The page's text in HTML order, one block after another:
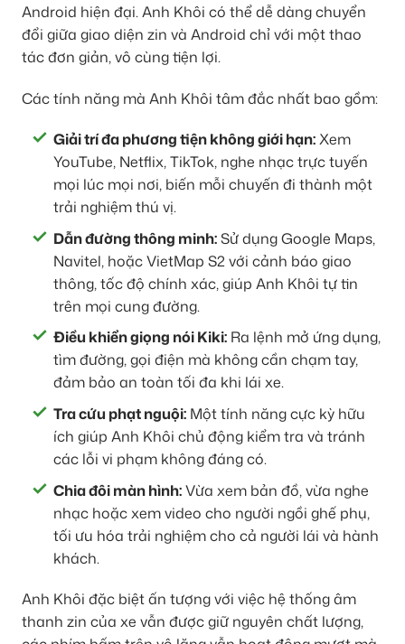
Android hiện đại. Anh Khôi có thể dễ dàng chuyển
đổi giữa giao diện zin và Android chỉ với một thao
tác đơn giản, vô cùng tiện lợi.
Các tính năng mà Anh Khôi tâm đắc nhất bao gồm:
Giải trí đa phương tiện không giới hạn:Xem
YouTube, Netflix, TikTok, nghe nhạc trực tuyến
mọi lúc mọi nơi, biến mỗi chuyến đi thành một
trải nghiệm thú vị.
Dẫn đường thông minh:Sử dụng Google Maps,
Navitel, hoặc VietMap S2 với cảnh báo giao
thông, tốc độ chính xác, giúp Anh Khôi tự tin
trên mọi cung đường.
Điều khiển giọng nói Kiki: Ra lệnh mở ứng dụng,
tìm đường, gọi điện mà không cần chạm tay,
đảm bảo an toàn tối đa khi lái xe.
Tra cứu phạt nguội: Một tính năng cực kỳ hữu
ích giúp Anh Khôi chủ động kiểm tra và tránh
các lỗi vi phạm không đáng có.
Chia đôi màn hình:Vừa xem bản đồ, vừa nghe
nhạc hoặc xem video cho người ngồi ghế phụ,
tối ưu hóa trải nghiệm cho cả người lái và hành
khách.
Anh Khôi đặc biệt ấn tượng với việc hệ thống âm
thanh zin của xe vẫn được giữ nguyên chất lượng,